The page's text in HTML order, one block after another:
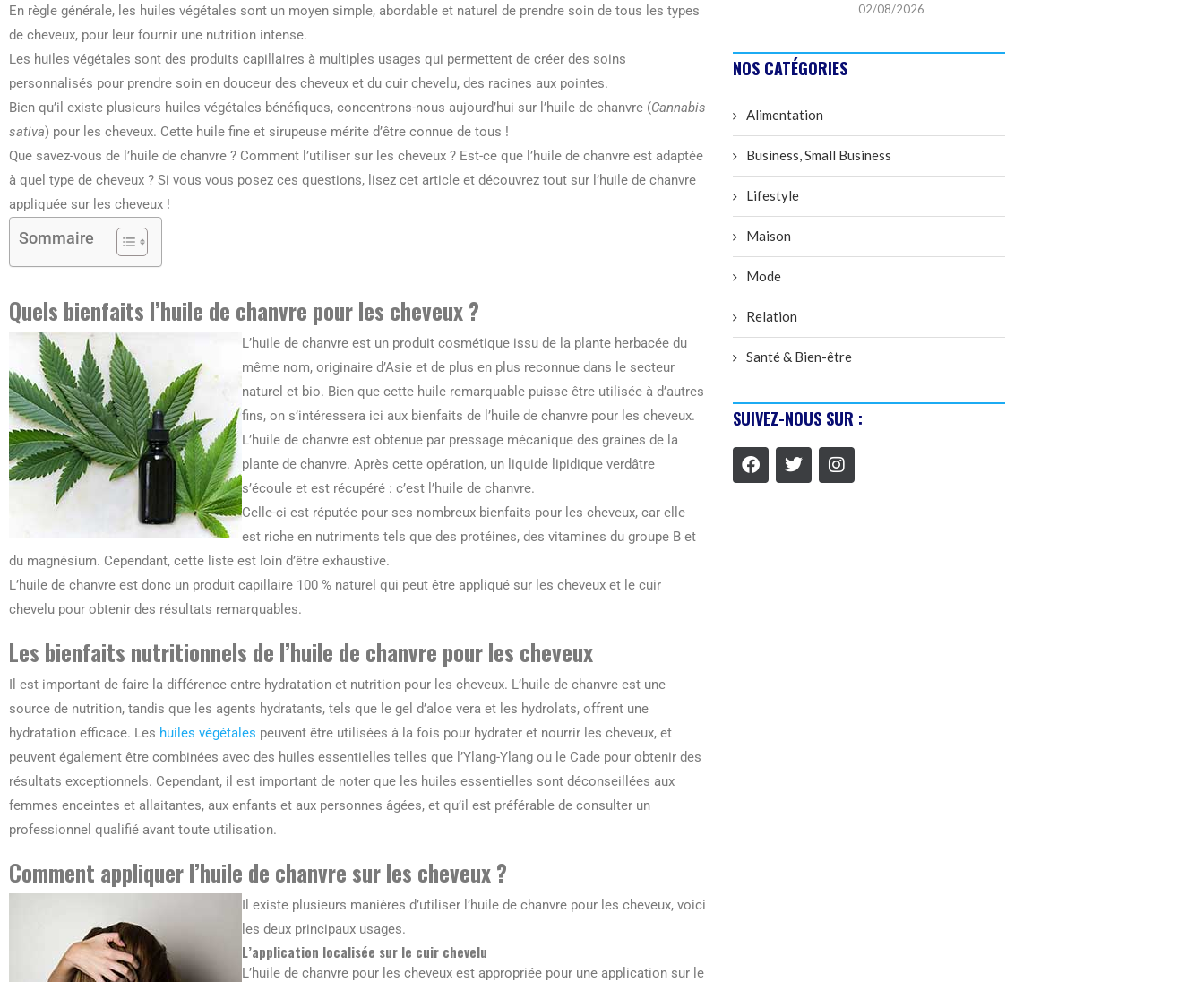
En règle générale, les huiles végétales sont un moyen simple, abordable et naturel de prendre soin de tous les types
de cheveux, pour leur fournir une nutrition intense.
Les huiles végétales sont des produits capillaires à multiples usages qui permettent de créer des soins
personnalisés pour prendre soin en douceur des cheveux et du cuir chevelu, des racines aux pointes.
Bien qu’il existe plusieurs huiles végétales bénéfiques, concentrons-nous aujourd’hui sur l’huile de chanvre (Cannabis
sativa) pour les cheveux. Cette huile fine et sirupeuse mérite d’être connue de tous !
Que savez-vous de l’huile de chanvre ? Comment l’utiliser sur les cheveux ? Est-ce que l’huile de chanvre est adaptée
à quel type de cheveux ? Si vous vous posez ces questions, lisez cet article et découvrez tout sur l’huile de chanvre
appliquée sur les cheveux !
Sommaire
Quels bienfaits l’huile de chanvre pour les cheveux ?
L’huile de chanvre est un produit cosmétique issu de la plante herbacée du
même nom, originaire d’Asie et de plus en plus reconnue dans le secteur
naturel et bio. Bien que cette huile remarquable puisse être utilisée à d’autres
fins, on s’intéressera ici aux bienfaits de l’huile de chanvre pour les cheveux.
L’huile de chanvre est obtenue par pressage mécanique des graines de la
plante de chanvre. Après cette opération, un liquide lipidique verdâtre
s’écoule et est récupéré : c’est l’huile de chanvre.
Celle-ci est réputée pour ses nombreux bienfaits pour les cheveux, car elle
est riche en nutriments tels que des protéines, des vitamines du groupe B et
du magnésium. Cependant, cette liste est loin d’être exhaustive.
L’huile de chanvre est donc un produit capillaire 100 % naturel qui peut être appliqué sur les cheveux et le cuir
chevelu pour obtenir des résultats remarquables.
Les bienfaits nutritionnels de l’huile de chanvre pour les cheveux
Il est important de faire la différence entre hydratation et nutrition pour les cheveux. L’huile de chanvre est une
source de nutrition, tandis que les agents hydratants, tels que le gel d’aloe vera et les hydrolats, offrent une
hydratation efficace. Les huiles végétales peuvent être utilisées à la fois pour hydrater et nourrir les cheveux, et
peuvent également être combinées avec des huiles essentielles telles que l’Ylang-Ylang ou le Cade pour obtenir des
résultats exceptionnels. Cependant, il est important de noter que les huiles essentielles sont déconseillées aux
femmes enceintes et allaitantes, aux enfants et aux personnes âgées, et qu’il est préférable de consulter un
professionnel qualifié avant toute utilisation.
Comment appliquer l’huile de chanvre sur les cheveux ?
Il existe plusieurs manières d’utiliser l’huile de chanvre pour les cheveux, voici
les deux principaux usages.
L’application localisée sur le cuir chevelu
L’huile de chanvre pour les cheveux est appropriée pour une application sur le
02/08/2026
NOS CATÉGORIES
Alimentation
Business, Small Business
Lifestyle
Maison
Mode
Relation
Santé & Bien-être
SUIVEZ-NOUS SUR :